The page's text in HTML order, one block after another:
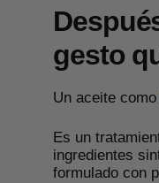
gesto
Un aceite como
Es un
ingredientes
formulado con